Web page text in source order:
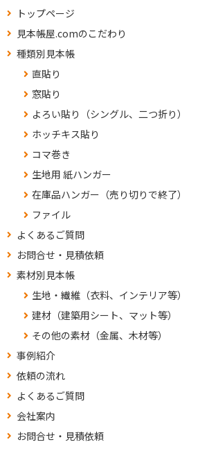
トップページ
見本帳屋.comのこだわり
種類別見本帳
直貼り
窓貼り
よろい貼り（シングル、二つ折り）
ホッチキス貼り
コマ巻き
生地用 紙ハンガー
在庫品ハンガー（売り切りで終了）
ファイル
よくあるご質問
お問合せ・見積依頼
素材別見本帳
生地・繊維（衣料、インテリア等）
建材（建築用シート、マット等）
その他の素材（金属、木材等）
事例紹介
依頼の流れ
よくあるご質問
会社案内
お問合せ・見積依頼